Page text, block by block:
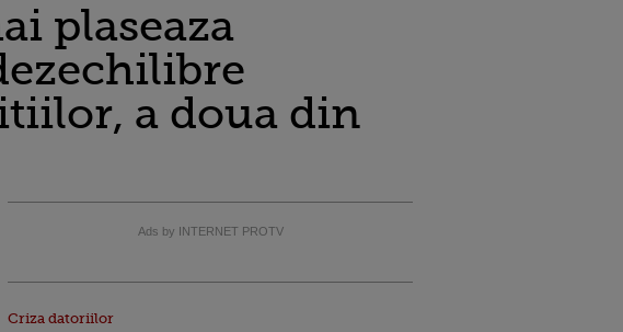
plaseaza
a doua din
Ads by INTERNET PROTV
Criza datoriilor